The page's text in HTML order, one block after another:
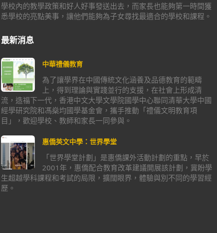
學校內的教學政策和好人好事發送出去，而家長也能夠第一時間獲
悉學校的亮點美事，讓他們能夠為子女尋找最適合的學校和課程。
最新消息
中華禮儀教育
為了讓學界在中國傳統文化涵養及品德教育的範疇
上，得到理論與實踐並行的支援，在社會上形成清
流，造福下一代，香港中文大學文學院國學中心聯同清華大學中國
經學研究院和馮燊均國學基金會，攜手推動「禮儀文明教育項
目」，歡迎學校、教師和家長一同參與。
惠僑英文中學：世界學堂
「世界學堂計劃」是惠僑課外活動計劃的重點，早於
2001年，惠僑配合教育改革建議開展該計劃，冀盼學
生超越學科課程和考試的局限，擴闊眼界，體驗與別不同的學習經
歷。